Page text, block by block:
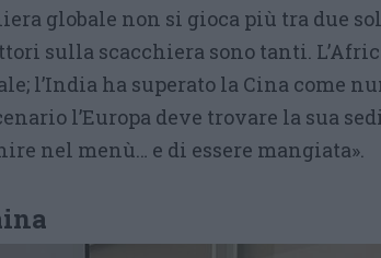
globale non si gioca più tra due
sulla scacchiera sono tanti.
l’India ha superato la Cina come
l’Europa deve trovare la sua
nel menù… e di essere mangiata».